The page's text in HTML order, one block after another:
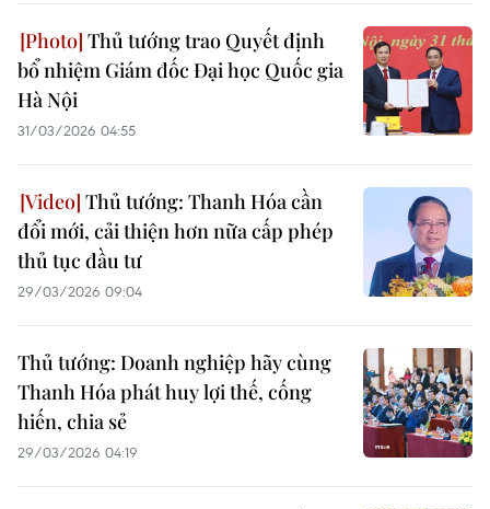
Thủ tướng trao Quyết định
bổ nhiệm Giám đốc Đại học Quốc gia
Hà Nội
31/03/2026 04:55
Thủ tướng: Thanh Hóa cần
đổi mới, cải thiện hơn nữa cấp phép
thủ tục đầu tư
29/03/2026 09:04
Thủ tướng: Doanh nghiệp hãy cùng
Thanh Hóa phát huy lợi thế, cống
hiến, chia sẻ
29/03/2026 04:19